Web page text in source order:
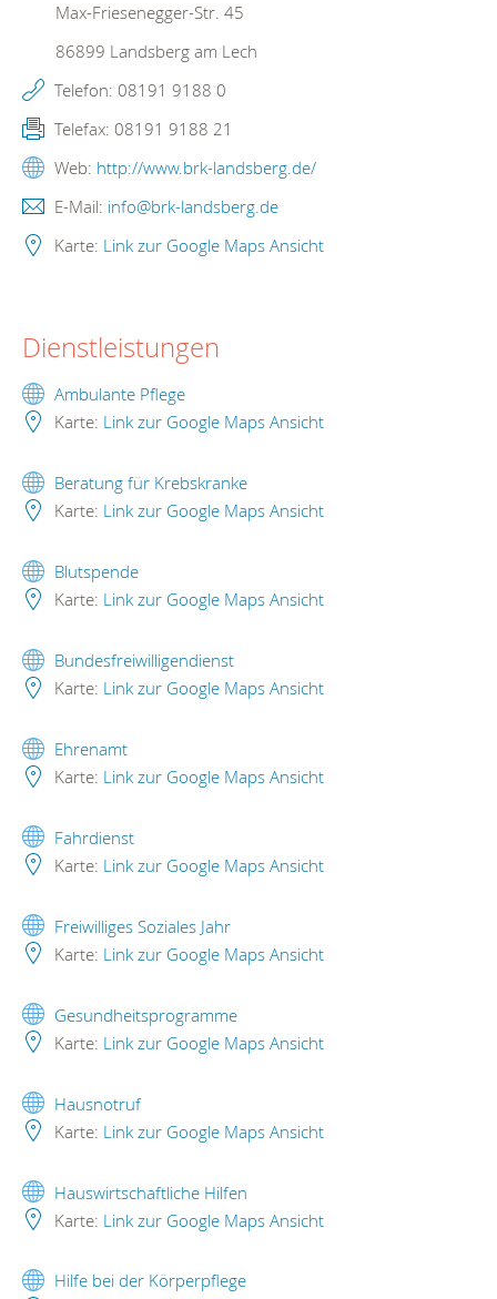
Max-Friesenegger-Str. 45
86899 Landsberg am Lech
Telefon: 08191 9188 0
Telefax: 08191 9188 21
Web: http://www.brk-landsberg.de/
E-Mail: info@brk-landsberg.de
Karte: Link zur Google Maps Ansicht
Dienstleistungen
Ambulante Pflege
Karte: Link zur Google Maps Ansicht
Beratung für Krebskranke
Karte: Link zur Google Maps Ansicht
Blutspende
Karte: Link zur Google Maps Ansicht
Bundesfreiwilligendienst
Karte: Link zur Google Maps Ansicht
Ehrenamt
Karte: Link zur Google Maps Ansicht
Fahrdienst
Karte: Link zur Google Maps Ansicht
Freiwilliges Soziales Jahr
Karte: Link zur Google Maps Ansicht
Gesundheitsprogramme
Karte: Link zur Google Maps Ansicht
Hausnotruf
Karte: Link zur Google Maps Ansicht
Hauswirtschaftliche Hilfen
Karte: Link zur Google Maps Ansicht
Hilfe bei der Körperpflege